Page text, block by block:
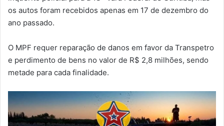
os autos foram recebidos apenas em 17 de dezembro do
ano passado.
O MPF requer reparação de danos em favor da Transpetro
e perdimento de bens no valor de R$ 2,8 milhões, sendo
metade para cada finalidade.